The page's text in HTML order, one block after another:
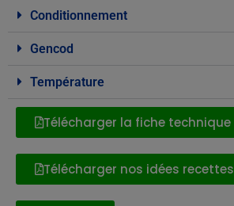
Conditionnement
Gencod
Température
Télécharger la fiche technique
Télécharger nos idées recettes